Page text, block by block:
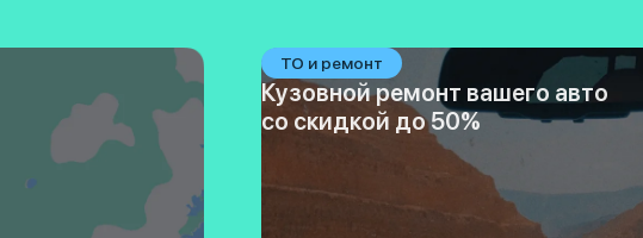
ТО и ремонт
Кузовной ремонт вашего авто
со скидкой до 50%